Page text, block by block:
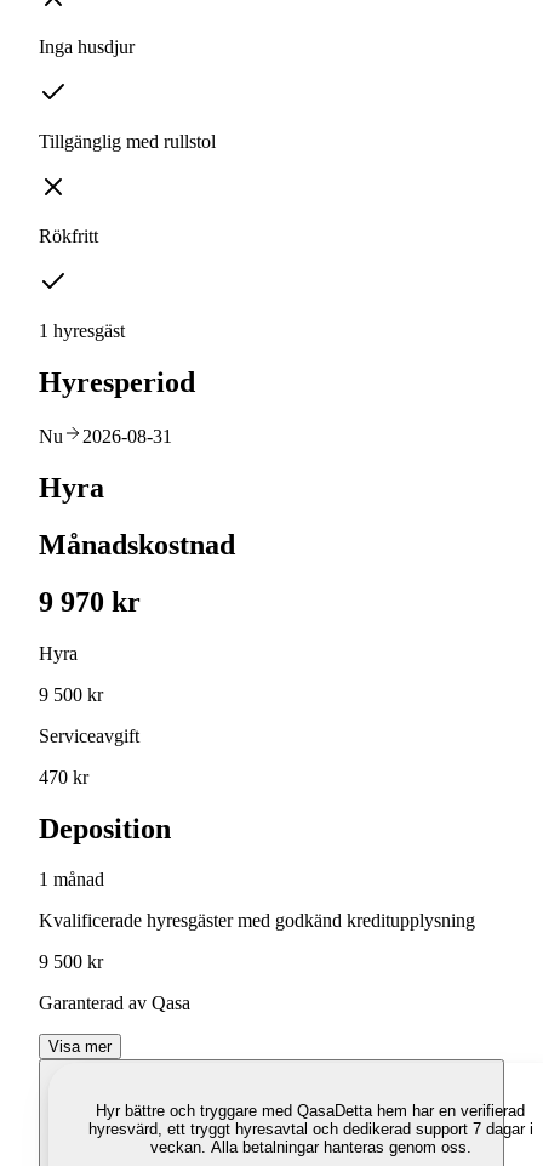
Inga husdjur
Tillgänglig med rullstol
Rökfritt
1 hyresgäst
Hyresperiod
Nu 2026-08-31
Hyra
Månadskostnad
9 970 kr
Hyra
9 500 kr
Serviceavgift
470 kr
Deposition
1 månad
Kvalificerade hyresgäster med godkänd kreditupplysning
9 500 kr
Garanterad av Qasa
Visa mer
Hyr bättre och tryggare med QasaDetta hem har en verifierad
hyresvärd, ett tryggt hyresavtal och dedikerad support 7 dagar i
veckan. Alla betalningar hanteras genom oss.